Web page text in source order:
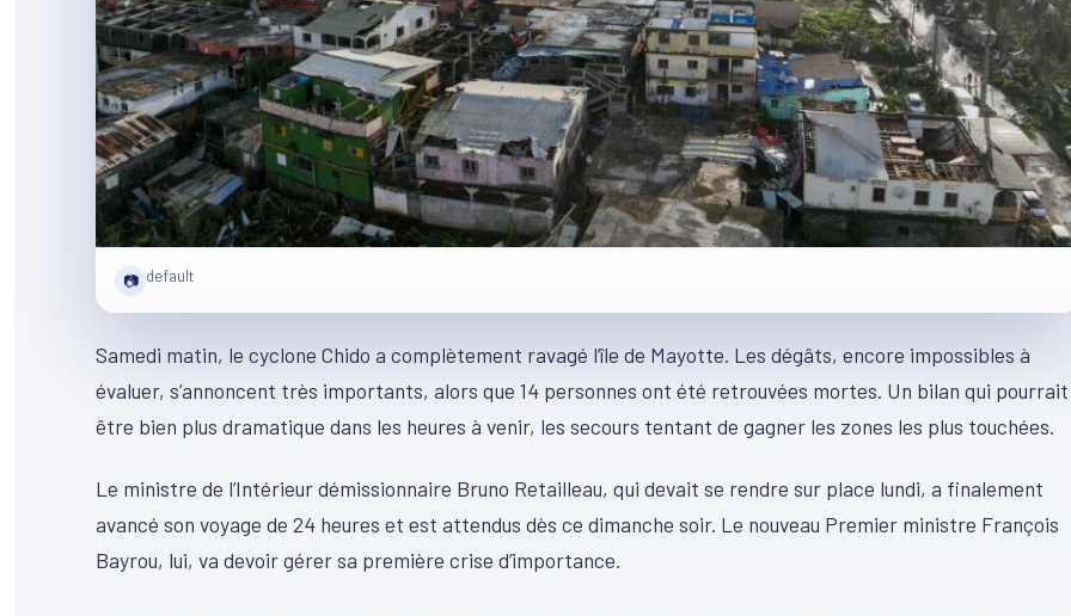
📷 default
Samedi matin, le cyclone Chido a complètement ravagé l’île de Mayotte. Les dégâts, encore impossibles à
évaluer, s’annoncent très importants, alors que 14 personnes ont été retrouvées mortes. Un bilan qui pourrait
être bien plus dramatique dans les heures à venir, les secours tentant de gagner les zones les plus touchées.
Le ministre de l’Intérieur démissionnaire Bruno Retailleau, qui devait se rendre sur place lundi, a finalement
avancé son voyage de 24 heures et est attendus dès ce dimanche soir. Le nouveau Premier ministre François
Bayrou, lui, va devoir gérer sa première crise d’importance.